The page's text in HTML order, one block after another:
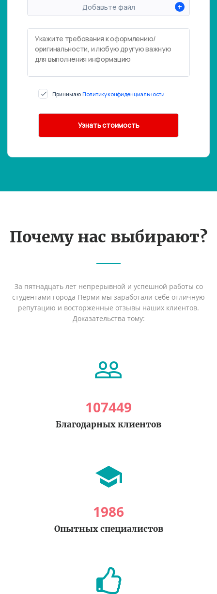
Добавьте файл +
Принимаю Политику конфиденциальности
Почему нас выбирают?
За пятнадцать лет непрерывной и успешной работы со
студентами города Перми мы заработали себе отличную
репутацию и восторженные отзывы наших клиентов.
Доказательства тому:
107449
Благодарных клиентов
1986
Опытных специалистов